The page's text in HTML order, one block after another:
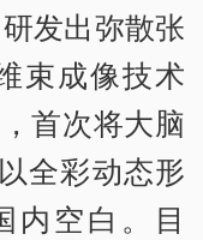
发出弥散张
束成像技术
首次将大脑
全彩动态形
内空白。目